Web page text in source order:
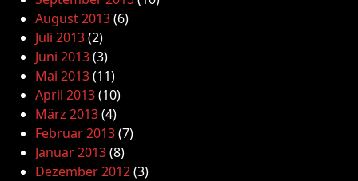
August 2013(6)
Juli 2013(2)
Juni 2013(3)
Mai 2013(11)
April 2013(10)
März 2013(4)
Februar 2013(7)
Januar 2013(8)
Dezember 2012(3)